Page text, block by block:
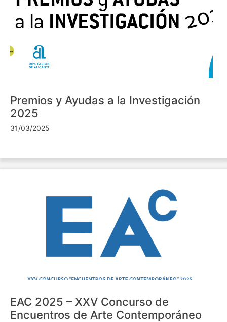
Premios y Ayudas a la Investigación
2025
31/03/2025
EAC 2025 – XXV Concurso de
Encuentros de Arte Contemporáneo